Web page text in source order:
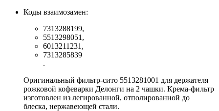
Коды взаимозамен:
7313288199,
5513298051,
6013211231,
7313285839
.
Оригинальный фильтр-сито 5513281001 для держателя
рожковой кофеварки Делонги на 2 чашки. Крема-фильтр
изготовлен из легированной, отполированной до
блеска, нержавеющей стали.